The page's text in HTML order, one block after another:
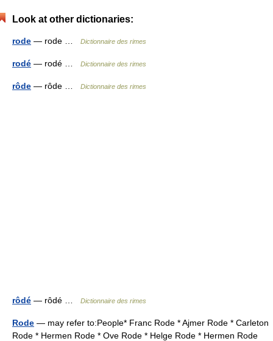
Look at other dictionaries:
rode — rode … Dictionnaire des rimes
rodé — rodé … Dictionnaire des rimes
rôde — rôde … Dictionnaire des rimes
rôdé — rôdé … Dictionnaire des rimes
Rode — may refer to:People* Franc Rode * Ajmer Rode * Carleton
Rode * Hermen Rode * Ove Rode * Helge Rode * Hermen Rode